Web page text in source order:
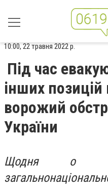
10:00, 22 травня 2022 р.
Під час
інших
ворожий
України
Щодня о